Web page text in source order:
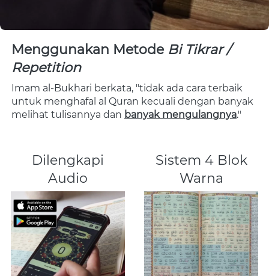
Menggunakan Metode Bi Tikrar /
Repetition
Imam al-Bukhari berkata, "tidak ada cara terbaik
untuk menghafal al Quran kecuali dengan banyak
melihat tulisannya dan banyak mengulangnya."
Dilengkapi
Audio
Sistem 4 Blok
Warna